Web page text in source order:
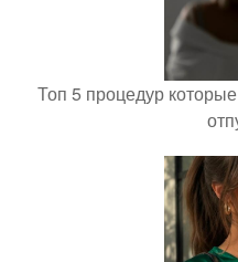
Топ 5 процедур